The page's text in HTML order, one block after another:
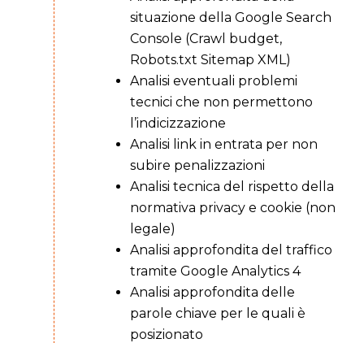
situazione della Google Search
Console (Crawl budget,
Robots.txt Sitemap XML)
Analisi eventuali problemi
tecnici che non permettono
l’indicizzazione
Analisi link in entrata per non
subire penalizzazioni
Analisi tecnica del rispetto della
normativa privacy e cookie (non
legale)
Analisi approfondita del traffico
tramite Google Analytics 4
Analisi approfondita delle
parole chiave per le quali è
posizionato